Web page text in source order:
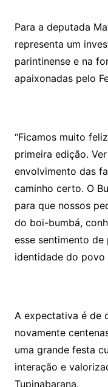
Para a deputada
representa um
parintinense e na
apaixonadas pelo
“Ficamos muito
primeira edição.
envolvimento das
caminho certo. O
para que nossos
do boi-bumbá,
esse sentimento
identidade do povo
A expectativa é de
novamente
uma grande festa
interação e
Tupinabarana.